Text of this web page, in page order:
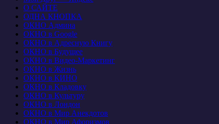
О САЙТЕ
ОДНА КНОПКА
ОКНО Админа
ОКНО в Google
ОКНО в Адресную Книгу
ОКНО в Будущее
ОКНО в Видео-Маркетинг
ОКНО в Жизнь
ОКНО в КИНО
ОКНО в Кладовку
ОКНО в Культуру
ОКНО в Лондон
ОКНО в Мир Анекдотов
ОКНО в Мир Афоризмов